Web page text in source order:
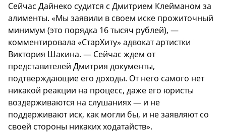
Сейчас Дайнеко судится с Дмитрием Клейманом за
алименты. «Мы заявили в своем иске прожиточный
минимум (это порядка 16 тысяч рублей), —
комментировала «СтарХиту» адвокат артистки
Виктория Шакина. — Сейчас ждем от
представителей Дмитрия документы,
подтверждающие его доходы. От него самого нет
никакой реакции на процесс, даже его юристы
воздерживаются на слушаниях — и не
поддерживают иск, как могли бы, и не заявляют со
своей стороны никаких ходатайств».